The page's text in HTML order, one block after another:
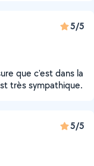
5/5
que c'est dans la
très sympathique.
5/5